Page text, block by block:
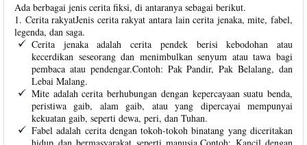
Ada berbagai jenis cerita fiksi, di antaranya sebagai berikut.
1. Cerita rakyatJenis cerita rakyat antara lain cerita jenaka, mite, fabel,
legenda, dan saga.
Cerita jenaka adalah cerita pendek berisi kebodohan atau
kecerdikan seseorang dan menimbulkan senyum atau tawa bagi
pembaca atau pendengar.Contoh: Pak Pandir, Pak Belalang, dan
Lebai Malang.
Mite adalah cerita berhubungan dengan kepercayaan suatu benda,
peristiwa gaib, alam gaib, atau yang dipercayai mempunyai
kekuatan gaib, seperti dewa, peri, dan Tuhan.
Fabel adalah cerita dengan tokoh-tokoh binatang yang diceritakan